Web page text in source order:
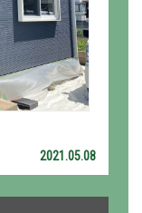
2021.05.08